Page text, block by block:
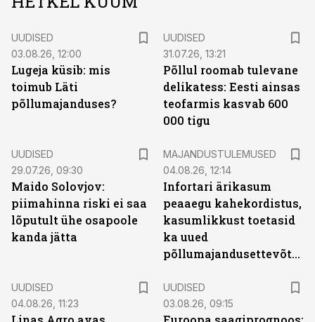
UUDISED
03.08.26, 12:00
Lugeja küsib: mis
toimub Läti
põllumajanduses?
UUDISED
31.07.26, 13:21
Põllul roomab tulevane
delikatess: Eesti ainsas
teofarmis kasvab 600
000 tigu
UUDISED
29.07.26, 09:30
Maido Solovjov:
piimahinna riski ei saa
lõputult ühe osapoole
kanda jätta
MAJANDUSTULEMUSED
04.08.26, 12:14
Infortari ärikasum
peaaegu kahekordistus,
kasumlikkust toetasid
ka uued
põllumajandusettevõtted
UUDISED
04.08.26, 11:23
UUDISED
03.08.26, 09:15